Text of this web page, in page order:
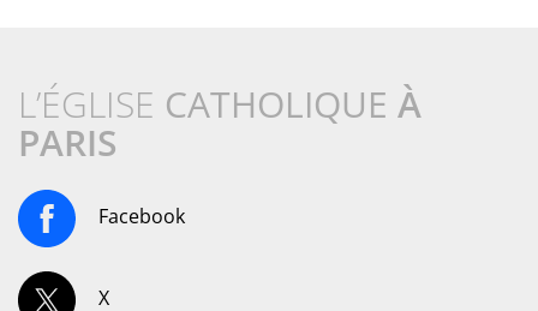
L’ÉGLISE CATHOLIQUE À
PARIS
Facebook
X